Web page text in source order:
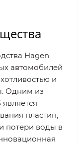
Hagen
автомобилей
и
Одним из
пластин,
потери воды в